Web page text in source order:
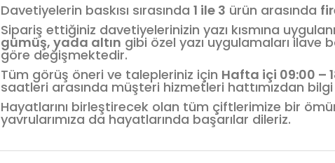
Davetiyelerin baskısı sırasında 1 ile 3 ürün arasında
Sipariş ettiğiniz davetiyelerinizin yazı kısmına
gümüş, yada altın gibi özel yazı uygulamaları ilave
göre değişmektedir.
Tüm görüş öneri ve talepleriniz için Hafta içi 09:00 –
saatleri arasında müşteri hizmetleri hattımızdan
Hayatlarını birleştirecek olan tüm çiftlerimize bir
yavrularımıza da hayatlarında başarılar dileriz.